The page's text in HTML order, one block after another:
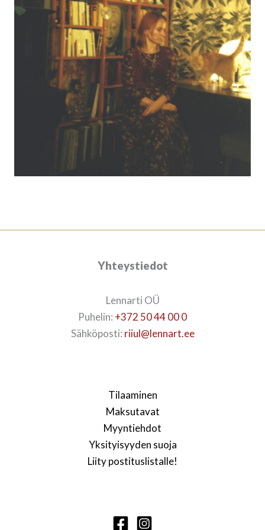
Yhteystiedot
Lennarti OÜ
Puhelin: +372 50 44 00 0
Sähköposti: riiul@lennart.ee
Tilaaminen
Maksutavat
Myyntiehdot
Yksityisyyden suoja
Liity postituslistalle!